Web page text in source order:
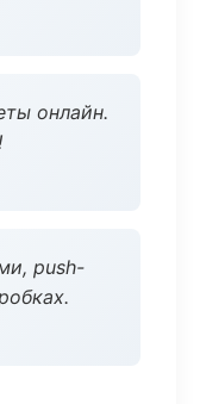
онлайн.
push-